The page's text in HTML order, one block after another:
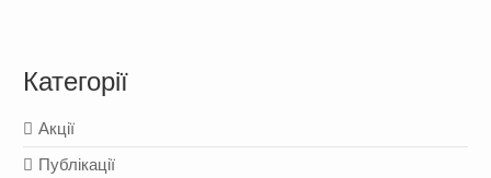
Категорії
Акції
Публікації